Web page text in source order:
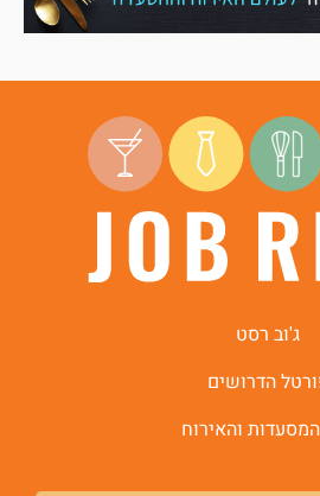
ג'וב רסט
הדרושים
והאירוח